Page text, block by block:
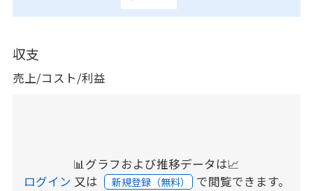
収支
売上/コスト/利益
📊グラフおよび推移データは📈
ログイン 又は 新規登録（無料） で閲覧できます。